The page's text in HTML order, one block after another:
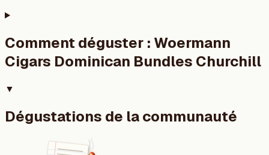
Comment déguster : Woermann
Cigars Dominican Bundles Churchill
▼
Dégustations de la communauté